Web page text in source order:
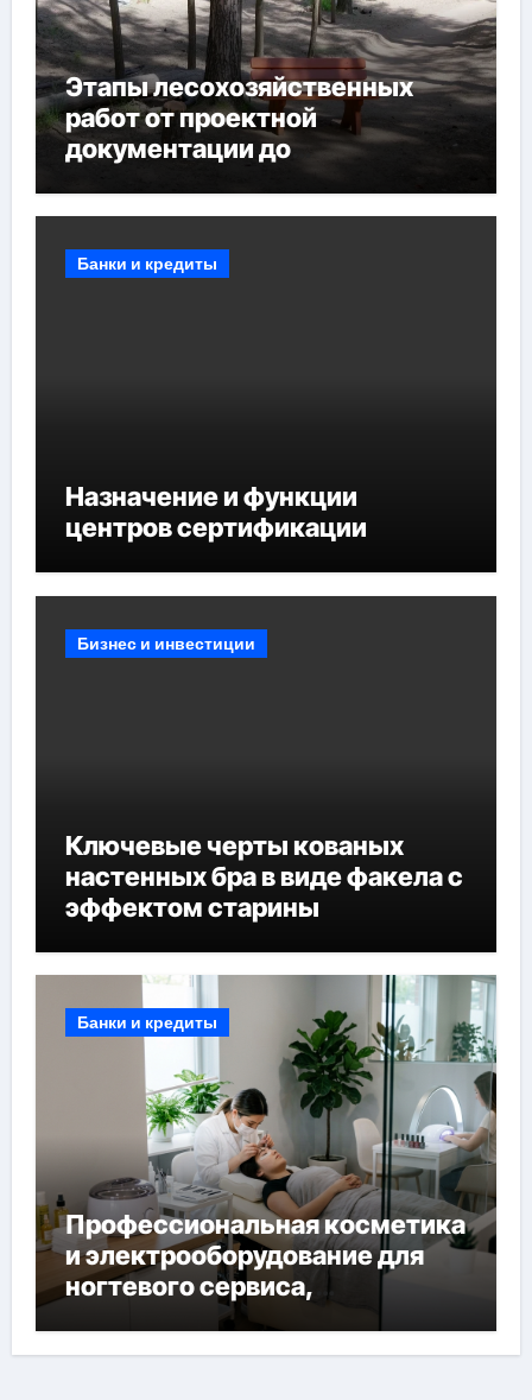
Этапы лесохозяйственных
работ от проектной
документации до
мероприятий и обустройства
Банки и кредиты
Назначение и функции
центров сертификации
Бизнес и инвестиции
Ключевые черты кованых
настенных бра в виде факела с
эффектом старины
Банки и кредиты
Профессиональная косметика
и электрооборудование для
ногтевого сервиса,
наращивания ресниц и
депиляции